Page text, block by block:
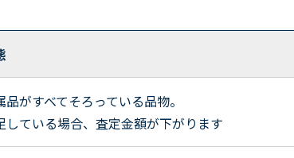
がすべてそろっている品物。
している場合、査定金額が下がります